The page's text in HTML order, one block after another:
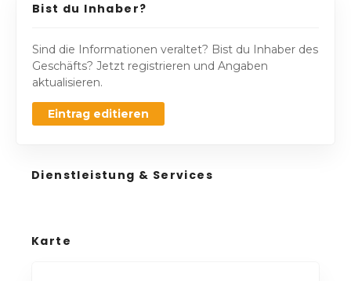
Bist du Inhaber?
Sind die Informationen veraltet? Bist du Inhaber des
Geschäfts? Jetzt registrieren und Angaben
aktualisieren.
Eintrag editieren
Dienstleistung & Services
Karte